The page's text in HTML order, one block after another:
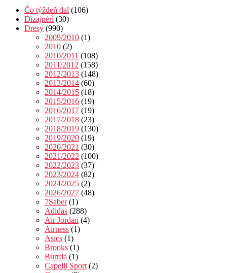
Čo týždeň dal (106)
Dizajnéri (30)
Dresy (990)
2009/2010 (1)
2010 (2)
2010/2011 (108)
2011/2012 (158)
2012/2013 (148)
2013/2014 (60)
2014/2015 (18)
2015/2016 (19)
2016/2017 (19)
2017/2018 (23)
2018/2019 (130)
2019/2020 (19)
2020/2021 (30)
2021/2022 (100)
2022/2023 (37)
2023/2024 (82)
2024/2025 (2)
2026/2027 (48)
7Saber(1)
Adidas (288)
Air Jordan (4)
Airness (1)
Asics (1)
Brooks (1)
Burrda (1)
Capelli Sport (2)